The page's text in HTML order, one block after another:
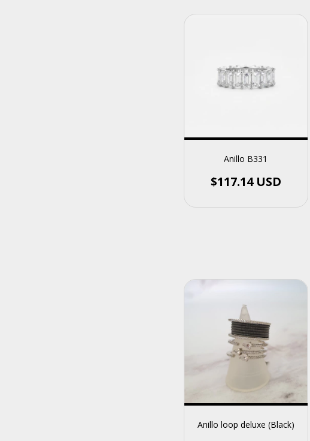
Anillo B331
$117.14 USD
Anillo loop deluxe (Black)